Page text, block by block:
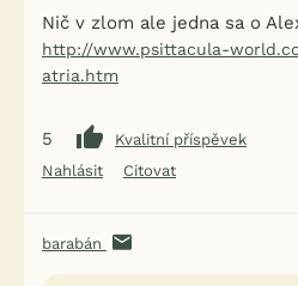
Nič v zlom ale jedna sa o
http://www.psittacula-
atria.htm
5
Kvalitní příspěvek
Nahlásit
Citovat
barabán